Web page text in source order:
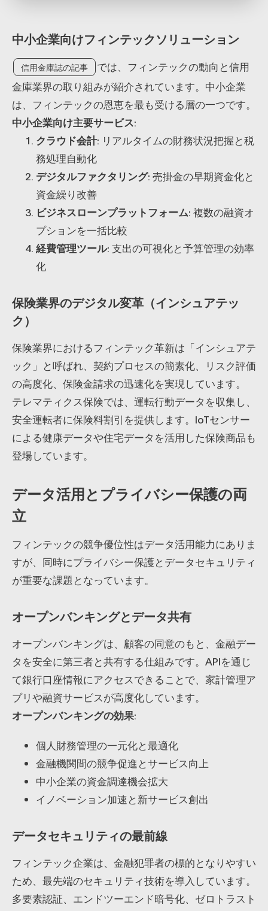
中小企業向けフィンテックソリューション
信用金庫誌の記事
では、フィンテックの動向と信用
金庫業界の取り組みが紹介されています。中小企業
は、フィンテックの恩恵を最も受ける層の一つです。
中小企業向け主要サービス:
クラウド会計: リアルタイムの財務状況把握と税
務処理自動化
デジタルファクタリング: 売掛金の早期資金化と
資金繰り改善
ビジネスローンプラットフォーム: 複数の融資オ
プションを一括比較
経費管理ツール: 支出の可視化と予算管理の効率
化
保険業界のデジタル変革（インシュアテッ
ク）
保険業界におけるフィンテック革新は「インシュアテ
ック」と呼ばれ、契約プロセスの簡素化、リスク評価
の高度化、保険金請求の迅速化を実現しています。
テレマティクス保険では、運転行動データを収集し、
安全運転者に保険料割引を提供します。IoTセンサー
による健康データや住宅データを活用した保険商品も
登場しています。
データ活用とプライバシー保護の両
立
フィンテックの競争優位性はデータ活用能力にありま
すが、同時にプライバシー保護とデータセキュリティ
が重要な課題となっています。
オープンバンキングとデータ共有
オープンバンキングは、顧客の同意のもと、金融デー
タを安全に第三者と共有する仕組みです。APIを通じ
て銀行口座情報にアクセスできることで、家計管理ア
プリや融資サービスが高度化しています。
オープンバンキングの効果:
個人財務管理の一元化と最適化
金融機関間の競争促進とサービス向上
中小企業の資金調達機会拡大
イノベーション加速と新サービス創出
データセキュリティの最前線
フィンテック企業は、金融犯罪者の標的となりやすい
ため、最先端のセキュリティ技術を導入しています。
多要素認証、エンドツーエンド暗号化、ゼロトラスト